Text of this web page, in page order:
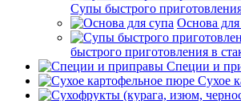
Супы быстрого
Основа для
быстрого приготовления в
Специи и
Сухое